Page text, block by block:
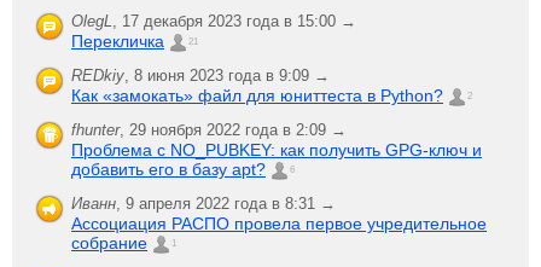
OlegL, 17 декабря 2023 года в 15:00 →
Перекличка 21
REDkiy, 8 июня 2023 года в 9:09 →
Как «замокать» файл для юниттеста в Python? 2
fhunter, 29 ноября 2022 года в 2:09 →
Проблема с NO_PUBKEY: как получить GPG-ключ и
добавить его в базу apt?
6
Иванн, 9 апреля 2022 года в 8:31 →
Ассоциация РАСПО провела первое учредительное
собрание
1